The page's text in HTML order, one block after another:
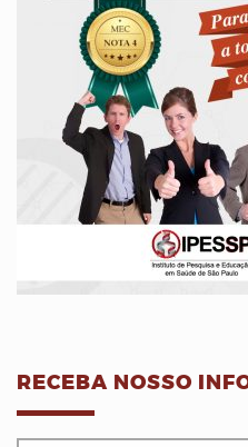
RECEBA NOSSO